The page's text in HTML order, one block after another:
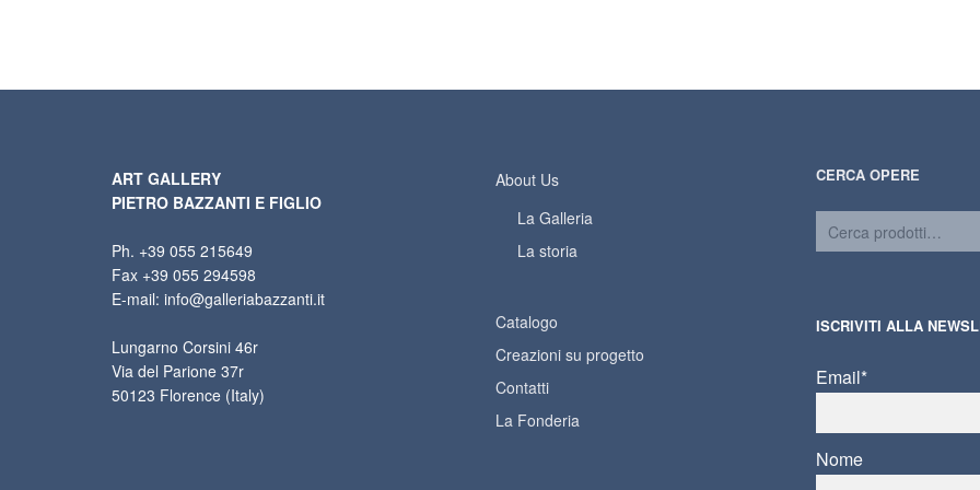
ART GALLERY
PIETRO BAZZANTI E FIGLIO
Ph. +39 055 215649
Fax +39 055 294598
E-mail: info@galleriabazzanti.it
Lungarno Corsini 46r
Via del Parione 37r
50123 Florence (Italy)
About Us
La Galleria
La storia
Catalogo
Creazioni su progetto
Contatti
La Fonderia
CERCA OPERE
ISCRIVITI ALLA
Email*
Nome